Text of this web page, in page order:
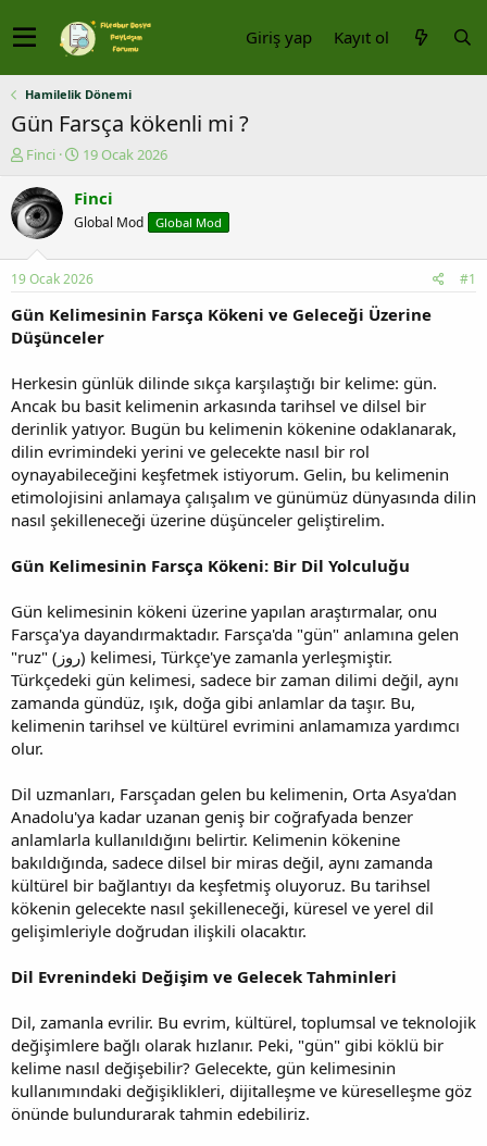
Giriş yap Kayıt ol
Hamilelik Dönemi
Gün Farsça kökenli mi ?
K
n
u
y
b
a
ş
l
a
a
n
Finci
B
ş
a
g
ı
ç
t
a
i
h
i
19 Ocak 2026
Finci
Global Mod Global Mod
19 Ocak 2026 #1
Gün Kelimesinin Farsça Kökeni ve Geleceği Üzerine
Düşünceler
Herkesin günlük dilinde sıkça karşılaştığı bir kelime: gün.
Ancak bu basit kelimenin arkasında tarihsel ve dilsel bir
derinlik yatıyor. Bugün bu kelimenin kökenine odaklanarak,
dilin evrimindeki yerini ve gelecekte nasıl bir rol
oynayabileceğini keşfetmek istiyorum. Gelin, bu kelimenin
etimolojisini anlamaya çalışalım ve günümüz dünyasında dilin
nasıl şekilleneceği üzerine düşünceler geliştirelim.
Gün Kelimesinin Farsça Kökeni: Bir Dil Yolculuğu
Gün kelimesinin kökeni üzerine yapılan araştırmalar, onu
Farsça'ya dayandırmaktadır. Farsça'da "gün" anlamına gelen
"ruz" (روز) kelimesi, Türkçe'ye zamanla yerleşmiştir.
Türkçedeki gün kelimesi, sadece bir zaman dilimi değil, aynı
zamanda gündüz, ışık, doğa gibi anlamlar da taşır. Bu,
kelimenin tarihsel ve kültürel evrimini anlamamıza yardımcı
olur.
Dil uzmanları, Farsçadan gelen bu kelimenin, Orta Asya'dan
Anadolu'ya kadar uzanan geniş bir coğrafyada benzer
anlamlarla kullanıldığını belirtir. Kelimenin kökenine
bakıldığında, sadece dilsel bir miras değil, aynı zamanda
kültürel bir bağlantıyı da keşfetmiş oluyoruz. Bu tarihsel
kökenin gelecekte nasıl şekilleneceği, küresel ve yerel dil
gelişimleriyle doğrudan ilişkili olacaktır.
Dil Evrenindeki Değişim ve Gelecek Tahminleri
Dil, zamanla evrilir. Bu evrim, kültürel, toplumsal ve teknolojik
değişimlere bağlı olarak hızlanır. Peki, "gün" gibi köklü bir
kelime nasıl değişebilir? Gelecekte, gün kelimesinin
kullanımındaki değişiklikleri, dijitalleşme ve küreselleşme göz
önünde bulundurarak tahmin edebiliriz.